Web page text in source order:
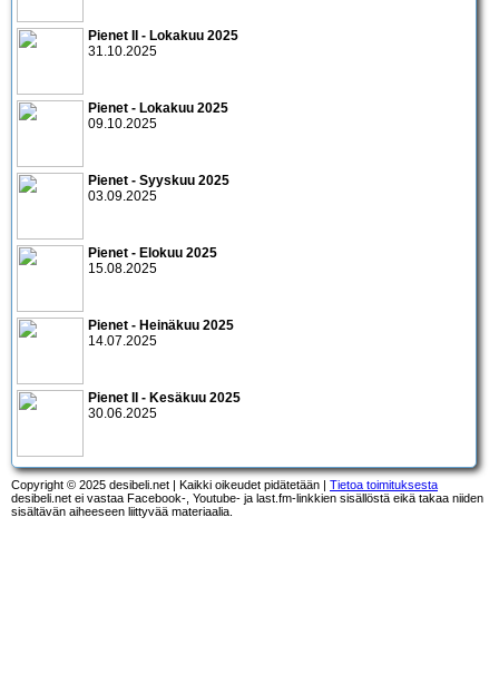
Pienet II - Lokakuu 2025
31.10.2025
Pienet - Lokakuu 2025
09.10.2025
Pienet - Syyskuu 2025
03.09.2025
Pienet - Elokuu 2025
15.08.2025
Pienet - Heinäkuu 2025
14.07.2025
Pienet II - Kesäkuu 2025
30.06.2025
Copyright © 2025 desibeli.net | Kaikki oikeudet pidätetään | Tietoa toimituksesta
desibeli.net ei vastaa Facebook-, Youtube- ja last.fm-linkkien sisällöstä eikä takaa niiden
sisältävän aiheeseen liittyvää materiaalia.